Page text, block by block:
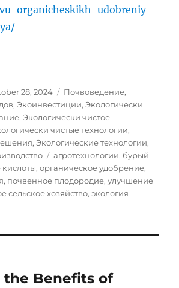
organicheskikh-udobreniy-
28, 2024 Categories
Почвоведение,
,Экоинвестиции,Экологически
,Экологически чистое
чистые технологии,
,Экологические технологии,
Tags
агротехнологии, бурый
кислоты,органическое удобрение,
, почвенное плодородие,улучшение
сельское хозяйство,экология
the Benefits of